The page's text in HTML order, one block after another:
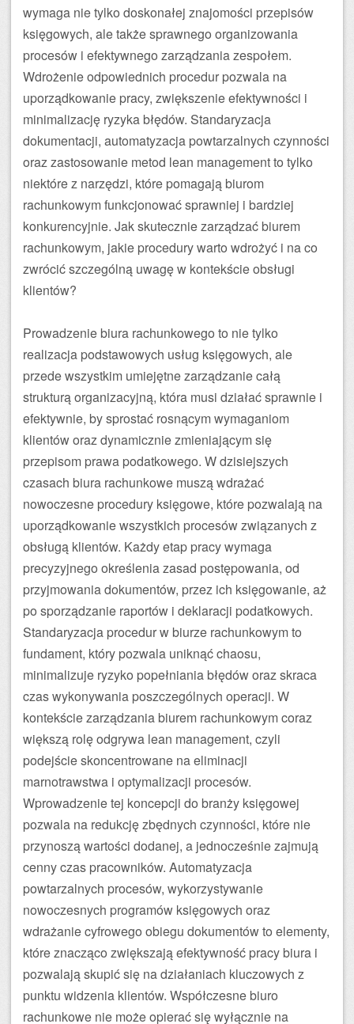
wymaga nie tylko doskonałej znajomości przepisów
księgowych, ale także sprawnego organizowania
procesów i efektywnego zarządzania zespołem.
Wdrożenie odpowiednich procedur pozwala na
uporządkowanie pracy, zwiększenie efektywności i
minimalizację ryzyka błędów. Standaryzacja
dokumentacji, automatyzacja powtarzalnych czynności
oraz zastosowanie metod lean management to tylko
niektóre z narzędzi, które pomagają biurom
rachunkowym funkcjonować sprawniej i bardziej
konkurencyjnie. Jak skutecznie zarządzać biurem
rachunkowym, jakie procedury warto wdrożyć i na co
zwrócić szczególną uwagę w kontekście obsługi
klientów?
Prowadzenie biura rachunkowego to nie tylko
realizacja podstawowych usług księgowych, ale
przede wszystkim umiejętne zarządzanie całą
strukturą organizacyjną, która musi działać sprawnie i
efektywnie, by sprostać rosnącym wymaganiom
klientów oraz dynamicznie zmieniającym się
przepisom prawa podatkowego. W dzisiejszych
czasach biura rachunkowe muszą wdrażać
nowoczesne procedury księgowe, które pozwalają na
uporządkowanie wszystkich procesów związanych z
obsługą klientów. Każdy etap pracy wymaga
precyzyjnego określenia zasad postępowania, od
przyjmowania dokumentów, przez ich księgowanie, aż
po sporządzanie raportów i deklaracji podatkowych.
Standaryzacja procedur w biurze rachunkowym to
fundament, który pozwala uniknąć chaosu,
minimalizuje ryzyko popełniania błędów oraz skraca
czas wykonywania poszczególnych operacji. W
kontekście zarządzania biurem rachunkowym coraz
większą rolę odgrywa lean management, czyli
podejście skoncentrowane na eliminacji
marnotrawstwa i optymalizacji procesów.
Wprowadzenie tej koncepcji do branży księgowej
pozwala na redukcję zbędnych czynności, które nie
przynoszą wartości dodanej, a jednocześnie zajmują
cenny czas pracowników. Automatyzacja
powtarzalnych procesów, wykorzystywanie
nowoczesnych programów księgowych oraz
wdrażanie cyfrowego obiegu dokumentów to elementy,
które znacząco zwiększają efektywność pracy biura i
pozwalają skupić się na działaniach kluczowych z
punktu widzenia klientów. Współczesne biuro
rachunkowe nie może opierać się wyłącznie na